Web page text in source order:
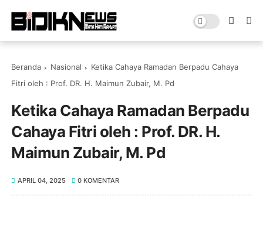
Beranda Nasional
Ketika Cahaya Ramadan Berpadu Cahaya
Fitri oleh : Prof. DR. H. Maimun Zubair, M. Pd
Ketika Cahaya Ramadan Berpadu
Cahaya Fitri oleh : Prof. DR. H.
Maimun Zubair, M. Pd
APRIL 04, 2025 0 KOMENTAR